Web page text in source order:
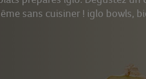
sans cuisiner ! iglo bowls,